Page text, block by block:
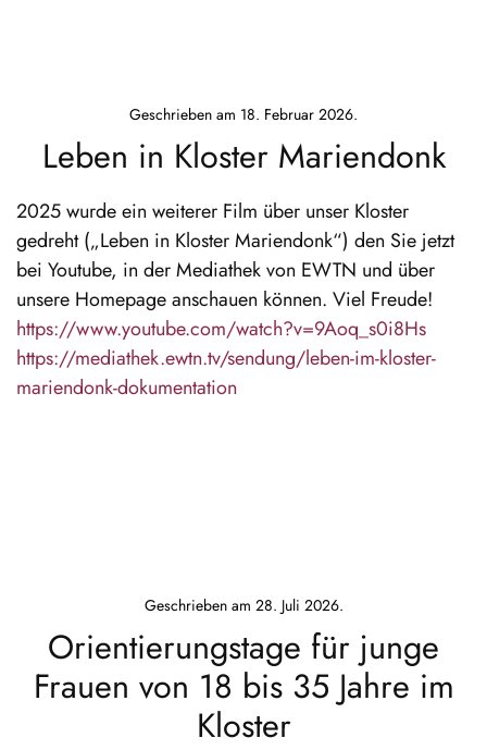
Geschrieben am 18. Februar 2026.
Leben in Kloster Mariendonk
2025 wurde ein weiterer Film über unser Kloster
gedreht („Leben in Kloster Mariendonk“) den Sie jetzt
bei Youtube, in der Mediathek von EWTN und über
unsere Homepage anschauen können. Viel Freude!
https://www.youtube.com/watch?v=9Aoq_s0i8Hs
https://mediathek.ewtn.tv/sendung/leben-im-kloster-
mariendonk-dokumentation
Geschrieben am 28. Juli 2026.
Orientierungstage für junge
Frauen von 18 bis 35 Jahre im
Kloster